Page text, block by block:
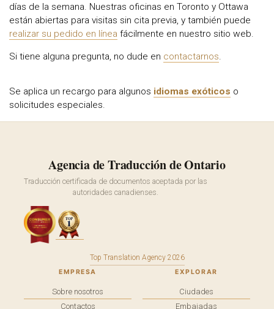
días de la semana. Nuestras oficinas en Toronto y Ottawa
están abiertas para visitas sin cita previa, y también puede
realizar su pedido en línea fácilmente en nuestro sitio web.
Si tiene alguna pregunta, no dude en contactarnos.
Se aplica un recargo para algunos idiomas exóticos o
solicitudes especiales.
Agencia de Traducción de Ontario
Traducción certificada de documentos aceptada por las
autoridades canadienses.
Top Translation Agency 2026
EMPRESA
Sobre nosotros
Contactos
EXPLORAR
Ciudades
Embajadas